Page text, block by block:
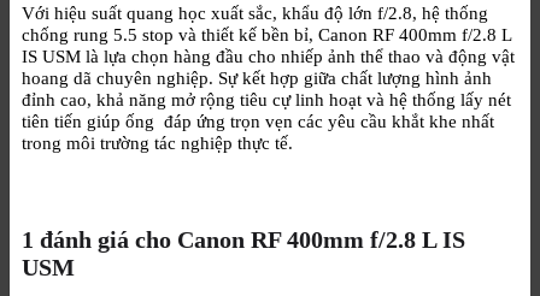
Với hiệu suất quang học xuất sắc, khẩu độ lớn f/2.8, hệ thống
chống rung 5.5 stop và thiết kế bền bỉ, Canon RF 400mm f/2.8 L
IS USM là lựa chọn hàng đầu cho nhiếp ảnh thể thao và động vật
hoang dã chuyên nghiệp. Sự kết hợp giữa chất lượng hình ảnh
đỉnh cao, khả năng mở rộng tiêu cự linh hoạt và hệ thống lấy nét
tiên tiến giúp ống đáp ứng trọn vẹn các yêu cầu khắt khe nhất
trong môi trường tác nghiệp thực tế.
1 đánh giá cho Canon RF 400mm f/2.8 L IS
USM